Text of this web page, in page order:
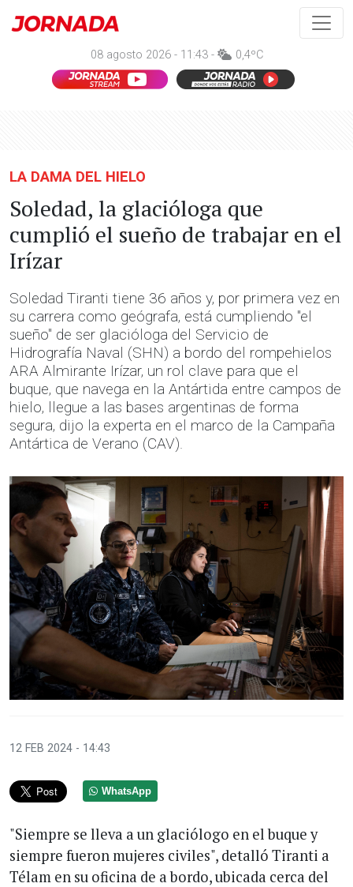
08 agosto 2026 - 11:43 - 0,4ºC
LA DAMA DEL HIELO
Soledad, la glacióloga que
cumplió el sueño de trabajar en el
Irízar
Soledad Tiranti tiene 36 años y, por primera vez en
su carrera como geógrafa, está cumpliendo "el
sueño" de ser glacióloga del Servicio de
Hidrografía Naval (SHN) a bordo del rompehielos
ARA Almirante Irízar, un rol clave para que el
buque, que navega en la Antártida entre campos de
hielo, llegue a las bases argentinas de forma
segura, dijo la experta en el marco de la Campaña
Antártica de Verano (CAV).
12 FEB 2024 - 14:43
WhatsApp
"Siempre se lleva a un glaciólogo en el buque y
siempre fueron mujeres civiles", detalló Tiranti a
Télam en su oficina de a bordo, ubicada cerca del